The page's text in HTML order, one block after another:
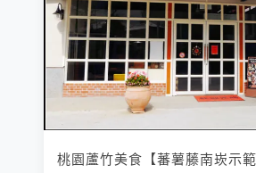
桃園蘆竹美食【蕃薯藤南崁示